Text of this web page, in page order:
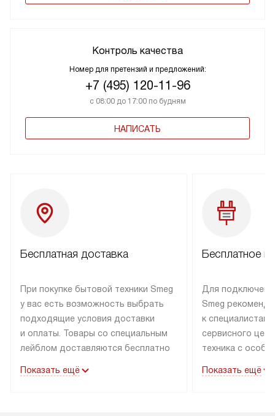
Контроль качества
Номер для претензий и предложений:
+7 (495) 120-11-96
с 08:00 до 17:00 по будням
НАПИСАТЬ
Бесплатная доставка
При покупке бытовой техники Smeg
у вас есть возможность выбрать
подходящие условия доставки
и оплаты. Товары со специальным
лейблом доставляются бесплатно
до подъезда. Доставка за пределы
Показать ещё
Бесплатное
Для
Smeg
к специалистам
сервисного
техника с
коммуникациям.
Показать ещё